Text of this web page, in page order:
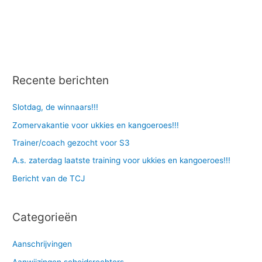
Recente berichten
Slotdag, de winnaars!!!
Zomervakantie voor ukkies en kangoeroes!!!
Trainer/coach gezocht voor S3
A.s. zaterdag laatste training voor ukkies en kangoeroes!!!
Bericht van de TCJ
Categorieën
Aanschrijvingen